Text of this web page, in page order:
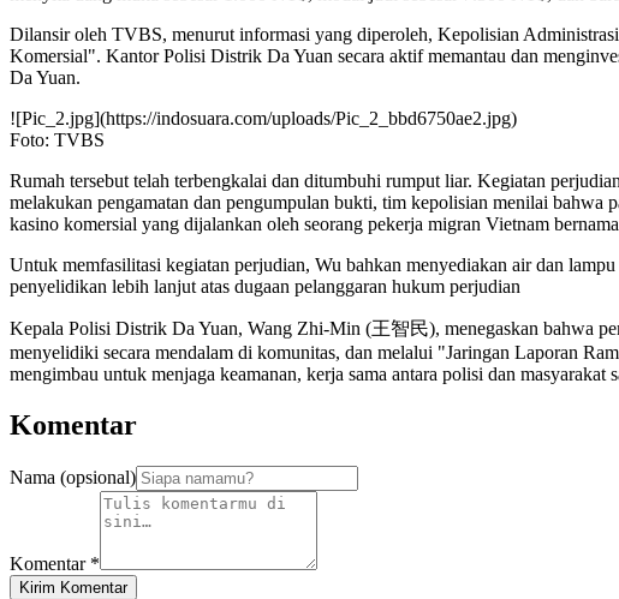
Dilansir oleh TVBS, menurut informasi yang diperoleh, Kepolisian
Komersial". Kantor Polisi Distrik Da Yuan secara aktif memantau dan
Da Yuan.
![Pic_2.jpg](https://indosuara.com/uploads/Pic_2_bbd6750ae2.jpg)
Foto: TVBS
Rumah tersebut telah terbengkalai dan ditumbuhi rumput liar. Kegiatan
melakukan pengamatan dan pengumpulan bukti, tim kepolisian menilai bahwa
kasino komersial yang dijalankan oleh seorang pekerja migran Vietnam
Untuk memfasilitasi kegiatan perjudian, Wu bahkan menyediakan air dan
penyelidikan lebih lanjut atas dugaan pelanggaran hukum perjudian
Kepala Polisi Distrik Da Yuan, Wang Zhi-Min (王智民), menegaskan bahwa
menyelidiki secara mendalam di komunitas, dan melalui "Jaringan Laporan
mengimbau untuk menjaga keamanan, kerja sama antara polisi dan
Komentar
Nama (opsional)
Komentar *
Kirim Komentar